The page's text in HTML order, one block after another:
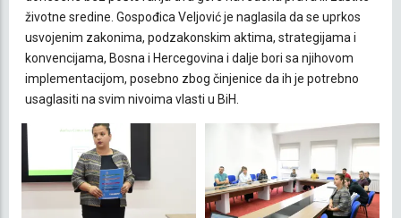
životne sredine. Gospođica Veljović je naglasila da se uprkos
usvojenim zakonima, podzakonskim aktima, strategijama i
konvencijama, Bosna i Hercegovina i dalje bori sa njihovom
implementacijom, posebno zbog činjenice da ih je potrebno
usaglasiti na svim nivoima vlasti u BiH.